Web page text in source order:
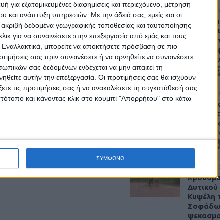
εξατομικευμένες διαφημίσεις και περιεχόμενο, μέτρηση
και ανάπτυξη υπηρεσιών. Με την άδειά σας, εμείς και οι
δεδομένα γεωγραφικής τοποθεσίας και ταυτοποίησης
για να συναινέσετε στην επεξεργασία από εμάς και τους
μπορείτε να αποκτήσετε πρόσβαση σε πιο
σας πριν συναινέσετε ή να αρνηθείτε να συναινέσετε.
σας δεδομένων ενδέχεται να μην απαιτεί τη
αυτήν την επεξεργασία. Οι προτιμήσεις σας θα ισχύουν
τις προτιμήσεις σας ή να ανακαλέσετε τη συγκατάθεσή σας
και κάνοντας κλικ στο κουμπί "Απορρήτου" στο κάτω
ΣΥΜΦΩΝΩ
Google News!
της Θεσσαλίας
ΕΠΟΜΕΝΟ ΑΡΘΡΟ
εγγραφές σε Ωδείο και ΚΔΑΠ
Μουζακίου
7
Μετά
του
στην
7
Ένας
στη
6
Δυτικού
Κυψέλη